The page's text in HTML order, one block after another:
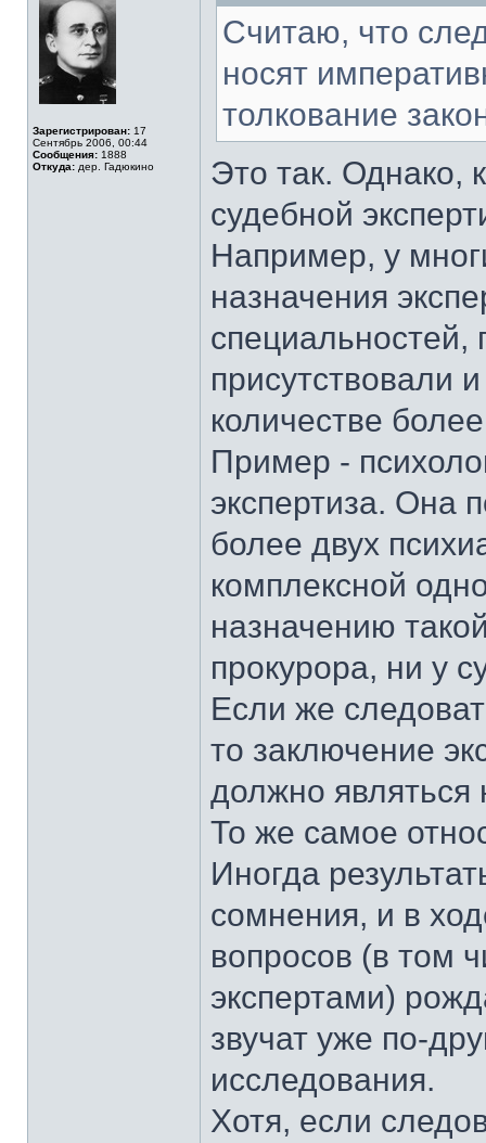
Зарегистрирован: 17
Сентябрь 2006, 00:44
Сообщения: 1888
Откуда: дер. Гадюкино
Считаю, что
носят
толкование
Это так. Однако,
судебной
Например, у
назначения
специальностей,
присутствовали
количестве
Пример -
экспертиза. Она
более двух
комплексной
назначению
прокурора, ни у
Если же
то заключение
должно являться
То же самое
Иногда
сомнения, и в
вопросов (в том
экспертами)
звучат уже по-
исследования.
Хотя, если